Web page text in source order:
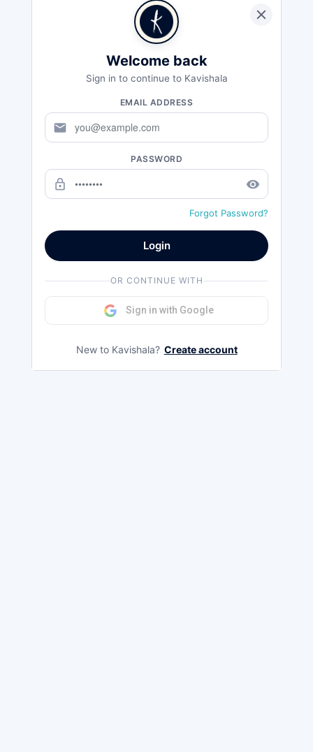
Welcome back
Sign in to continue to Kavishala
EMAIL ADDRESS
mail
PASSWORD
lock_outline remove_red_eye
Forgot Password?
Login
OR CONTINUE WITH
Sign in with Google
New to Kavishala? Create account